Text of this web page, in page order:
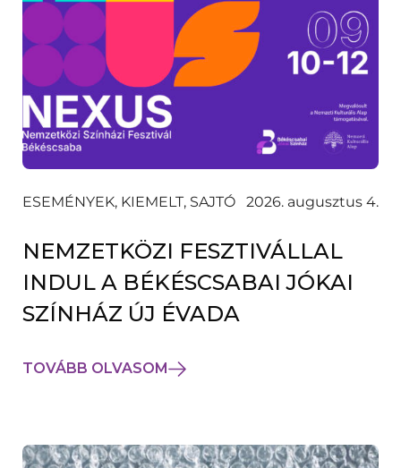
ESEMÉNYEK, KIEMELT, SAJTÓ 2026. augusztus 4.
NEMZETKÖZI FESZTIVÁLLAL
INDUL A BÉKÉSCSABAI JÓKAI
SZÍNHÁZ ÚJ ÉVADA
TOVÁBB OLVASOM